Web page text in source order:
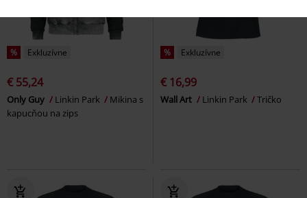
% Exkluzívne
€ 55,24
Only Guy Linkin Park
Mikina s
kapucňou na zips
% Exkluzívne
€ 16,99
Wall Art Linkin Park Tričko